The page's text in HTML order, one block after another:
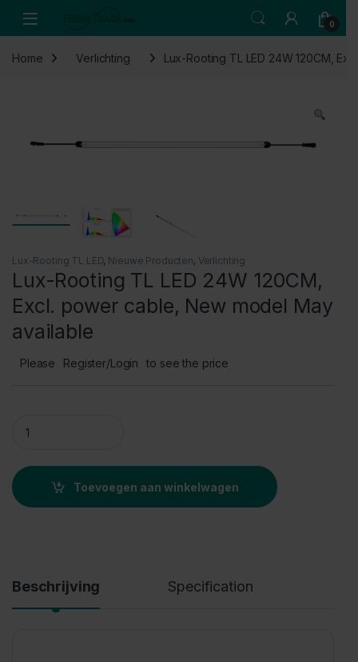
Open 0
Home Verlichting Lux-Rooting TL LED 24W 120CM,
Lux-Rooting TL LED, Nieuwe Producten, Verlichting
Lux-Rooting TL LED 24W 120CM,
Excl. power cable, New model May
available
Please Register/Login to see the price
Toevoegen aan winkelwagen
Beschrijving Specification